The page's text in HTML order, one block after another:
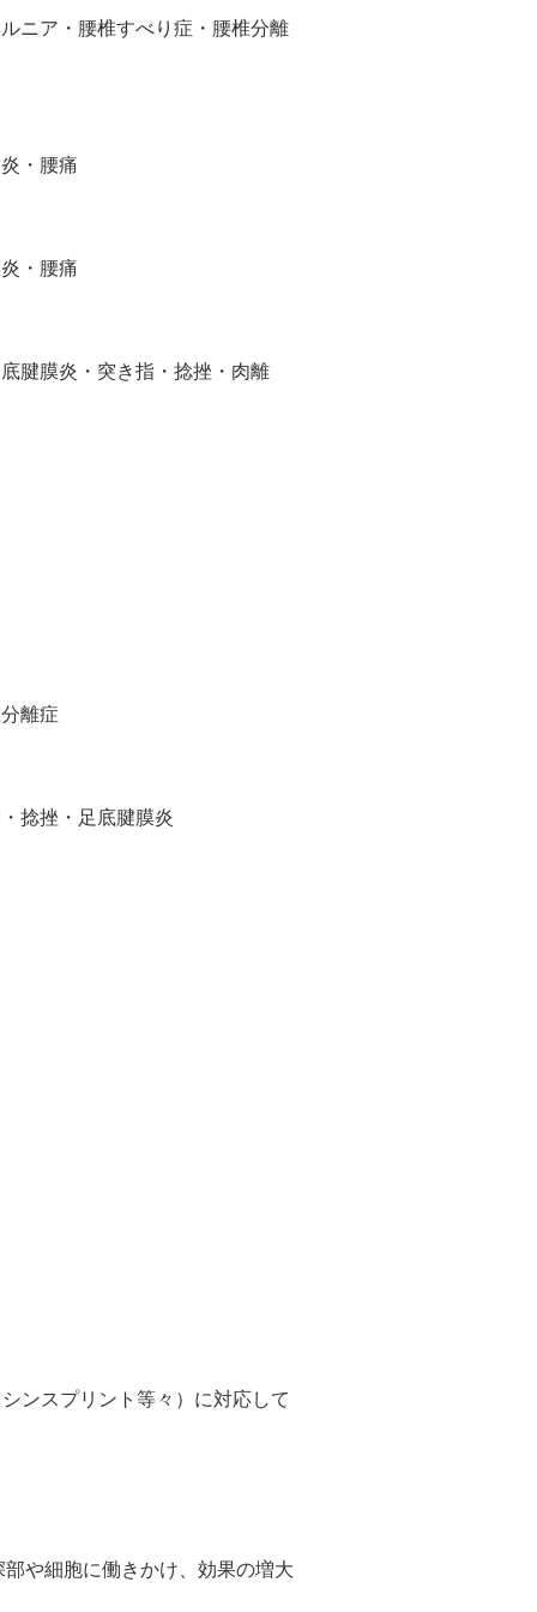
ニア・腰椎すべり症・腰椎分離
・腰痛
・腰痛
腱膜炎・突き指・捻挫・肉離
離症
捻挫・足底腱膜炎
ンスプリント等々）に対応して
や細胞に働きかけ、効果の増大